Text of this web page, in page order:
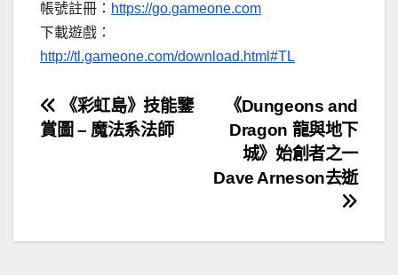
帳號註冊： https://go.gameone.com
下載遊戲：
http://tl.gameone.com/download.html#TL
文
章
《Dungeons and
Dragon 龍與地下
城》始創者之一
Dave Arneson去逝
《彩虹島》技能鑒
賞圖 – 魔法系法師